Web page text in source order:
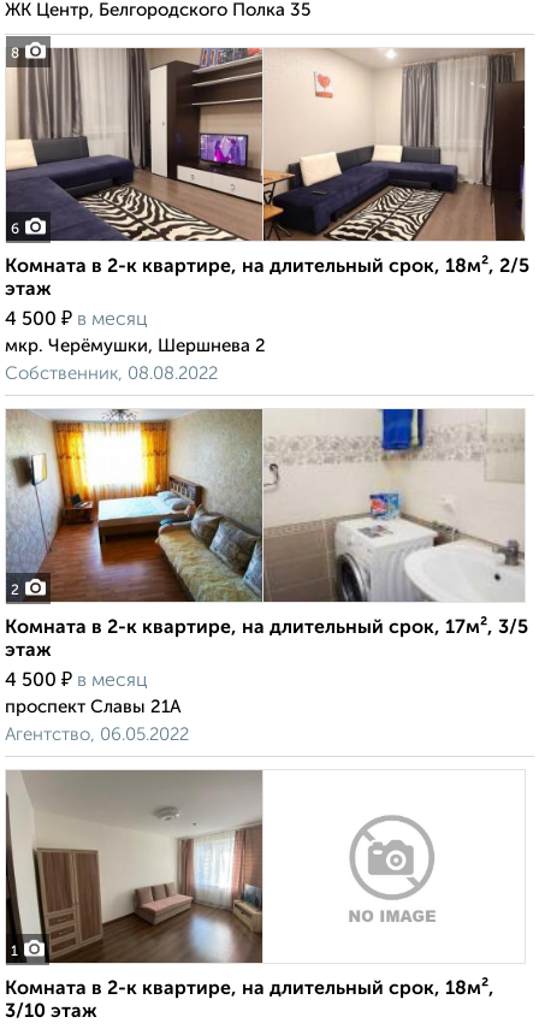
8
ЖК Центр, Белгородского Полка 35
6
Комната в 2-к квартире, на длительный срок, 18м², 2/5
этаж
4 500 ₽ в месяц
мкр. Черёмушки, Шершнева 2
Собственник, 08.08.2022
2
Комната в 2-к квартире, на длительный срок, 17м², 3/5
этаж
4 500 ₽ в месяц
проспект Славы 21А
Агентство, 06.05.2022
1
Комната в 2-к квартире, на длительный срок, 18м²,
3/10 этаж